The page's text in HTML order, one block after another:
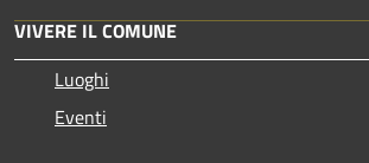
VIVERE IL COMUNE
Luoghi
Eventi